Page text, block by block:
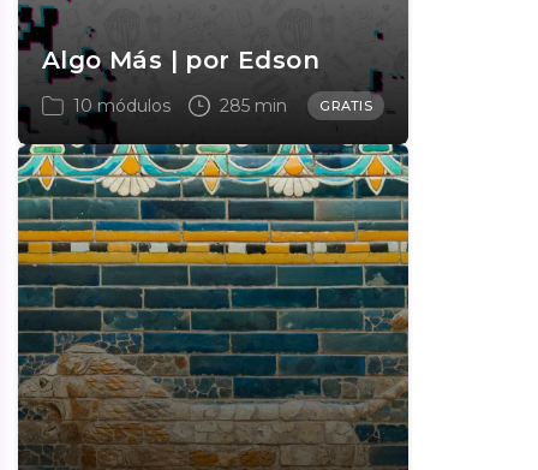
Algo Más | por Edson
10 módulos 285 min GRATIS